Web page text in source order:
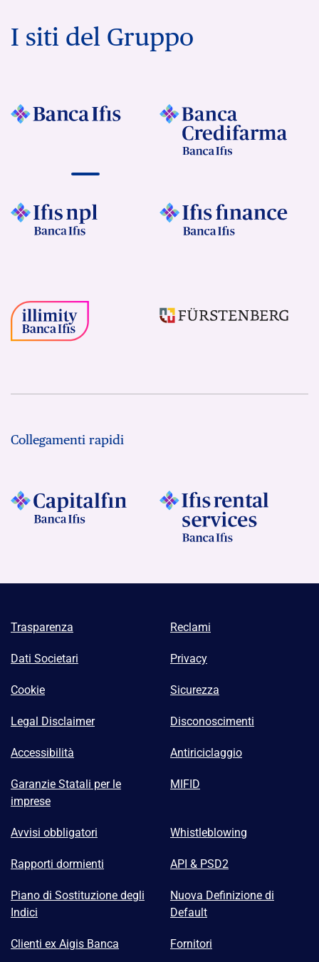
I siti del Gruppo
Collegamenti rapidi
Trasparenza Reclami
Dati Societari Privacy
Cookie Sicurezza
Legal Disclaimer Disconoscimenti
Accessibilità Antiriciclaggio
Garanzie Statali per le
imprese
MIFID
Avvisi obbligatori Whistleblowing
Rapporti dormienti API & PSD2
Piano di Sostituzione degli
Indici
Nuova Definizione di
Default
Clienti ex Aigis Banca Fornitori